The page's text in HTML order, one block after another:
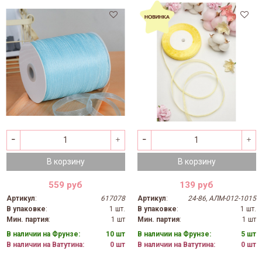
В корзину
559 руб
Артикул:
617078
В упаковке:
1 шт.
Мин. партия:
1 шт
В наличии на Фрунзе:
10 шт
В наличии на Ватутина:
0 шт
В корзину
139 руб
Артикул:
24-86, АЛМ-012-1015
В упаковке:
1 шт.
Мин. партия:
1 шт
В наличии на Фрунзе:
5 шт
В наличии на Ватутина:
0 шт